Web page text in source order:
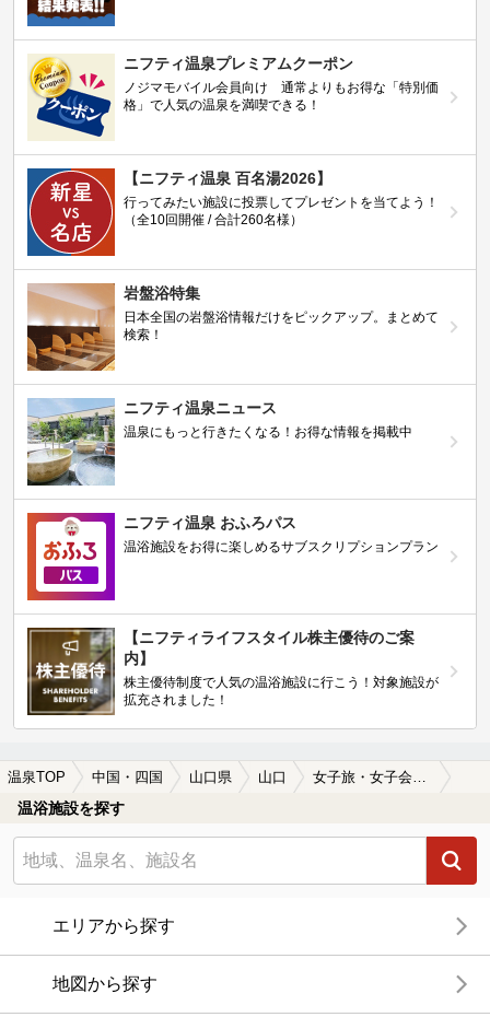
ニフティ温泉プレミアムクーポン
ノジマモバイル会員向け 通常よりもお得な「特別価
格」で人気の温泉を満喫できる！
【ニフティ温泉 百名湯2026】
行ってみたい施設に投票してプレゼントを当てよう！
（全10回開催 / 合計260名様）
岩盤浴特集
日本全国の岩盤浴情報だけをピックアップ。まとめて
検索！
ニフティ温泉ニュース
温泉にもっと行きたくなる！お得な情報を掲載中
ニフティ温泉 おふろパス
温浴施設をお得に楽しめるサブスクリプションプラン
【ニフティライフスタイル株主優待のご案
内】
株主優待制度で人気の温浴施設に行こう！対象施設が
拡充されました！
温泉TOP 中国・四国 山口県 山口 女子旅・女子会におすすめの山口の温泉、日帰り温泉、スーパー銭湯おすすめ
温浴施設を探す
エリアから探す
地図から探す